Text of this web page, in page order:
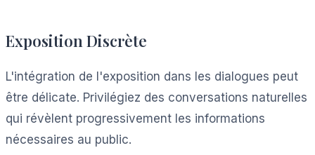
Exposition Discrète
L'intégration de l'exposition dans les dialogues peut
être délicate. Privilégiez des conversations naturelles
qui révèlent progressivement les informations
nécessaires au public.